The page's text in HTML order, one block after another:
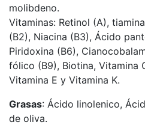
molibdeno.
Vitaminas: Retinol (A),
(B2), Niacina (B3), Ácido
Piridoxina (B6),
fólico (B9), Biotina, Vitamina
Vitamina E y Vitamina K.
Grasas: Ácido linolenico,
de oliva.